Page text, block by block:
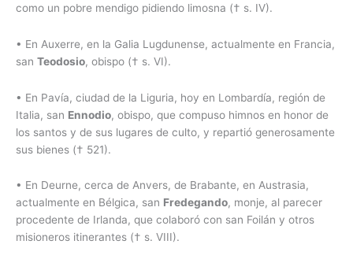
como un pobre mendigo pidiendo limosna († s. IV).
• En Auxerre, en la Galia Lugdunense, actualmente en Francia,
san Teodosio, obispo († s. VI).
• En Pavía, ciudad de la Liguria, hoy en Lombardía, región de
Italia, san Ennodio, obispo, que compuso himnos en honor de
los santos y de sus lugares de culto, y repartió generosamente
sus bienes († 521).
• En Deurne, cerca de Anvers, de Brabante, en Austrasia,
actualmente en Bélgica, san Fredegando, monje, al parecer
procedente de Irlanda, que colaboró con san Foilán y otros
misioneros itinerantes († s. VIII).